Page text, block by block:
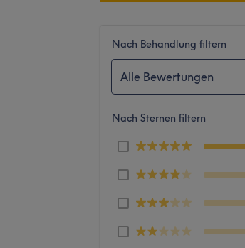
Nach Behandlung filtern
Alle Bewertungen
Nach Sternen filtern